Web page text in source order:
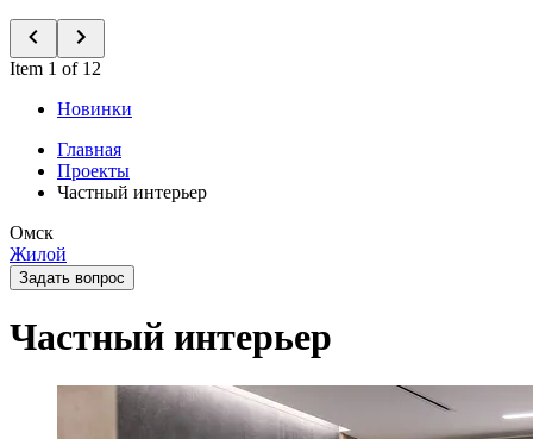
Item 1 of 12
Новинки
Главная
Проекты
Частный интерьер
Омск
Жилой
Задать вопрос
Частный интерьер